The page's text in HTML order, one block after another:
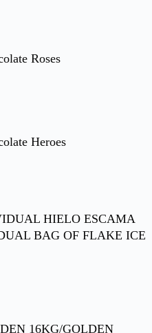
Roses
Heroes
HIELO ESCAMA
BAG OF FLAKE ICE
16KG/GOLDEN